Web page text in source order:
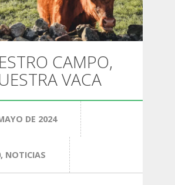
CAMPO,
VACA
DE 2024
, NOTICIAS